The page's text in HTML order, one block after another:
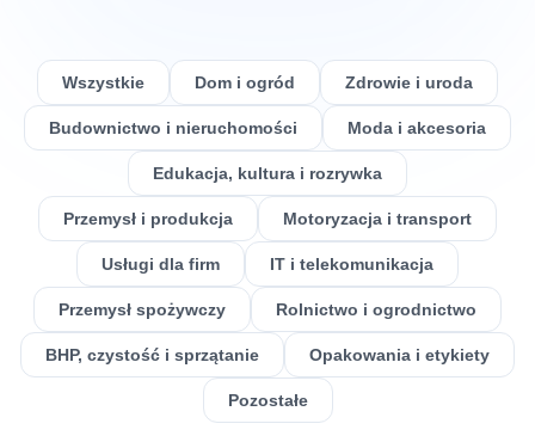
Wszystkie Dom i ogród Zdrowie i uroda
Budownictwo i nieruchomości Moda i akcesoria
Edukacja, kultura i rozrywka
Przemysł i produkcja Motoryzacja i transport
Usługi dla firm IT i telekomunikacja
Przemysł spożywczy Rolnictwo i ogrodnictwo
BHP, czystość i sprzątanie Opakowania i etykiety
Pozostałe